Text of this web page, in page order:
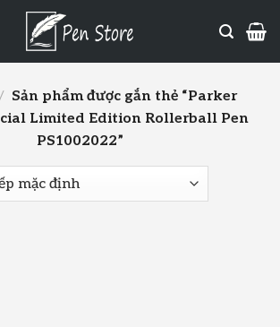
Sản phẩm được gắn thẻ “Parker
Limited Edition Rollerball Pen
PS1002022”